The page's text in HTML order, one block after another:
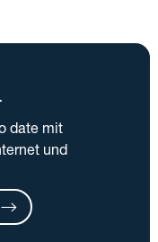
date mit
und